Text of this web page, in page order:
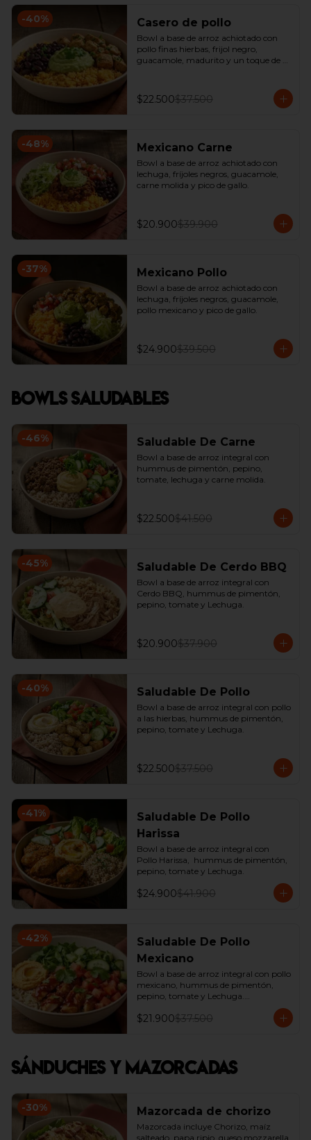
-40% Casero de pollo
Bowl a base de arroz achiotado con
pollo finas hierbas, frijol negro,
guacamole, madurito y un toque de
$22.500$37.500
-48% Mexicano Carne
Bowl a base de arroz achiotado con
lechuga, fríjoles negros, guacamole,
carne molida y pico de gallo.
$20.900$39.900
-37% Mexicano Pollo
Bowl a base de arroz achiotado con
lechuga, fríjoles negros, guacamole,
pollo mexicano y pico de gallo.
$24.900$39.500
Bowls Saludables
-46% Saludable De Carne
Bowl a base de arroz integral con
hummus de pimentón, pepino,
tomate, lechuga y carne molida.
$22.500$41.500
-45% Saludable De Cerdo BBQ
Bowl a base de arroz integral con
Cerdo BBQ, hummus de pimentón,
pepino, tomate y Lechuga.
$20.900$37.900
-40% Saludable De Pollo
Bowl a base de arroz integral con pollo
a las hierbas, hummus de pimentón,
pepino, tomate y Lechuga.
$22.500$37.500
-41%
Saludable De Pollo
Harissa
Bowl a base de arroz integral con
Pollo Harissa,  hummus de pimentón,
pepino, tomate y Lechuga.
$24.900$41.900
-42%
Saludable De Pollo
Mexicano
Bowl a base de arroz integral con pollo
mexicano, hummus de pimentón,
pepino, tomate y Lechuga.
$21.900$37.500
Sánduches y Mazorcadas
-30% Mazorcada de chorizo
Mazorcada incluye Chorizo, maíz
salteado, papa ripio, queso mozzarella,